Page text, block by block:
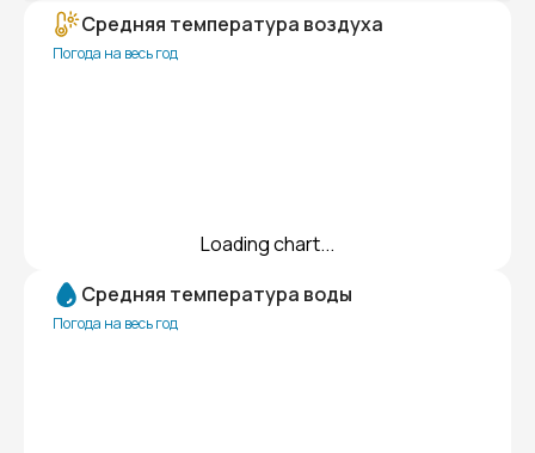
Средняя температура воздуха
Погода на весь год
Loading chart...
Средняя температура воды
Погода на весь год